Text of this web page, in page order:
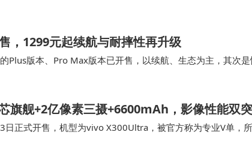
布图文问题求助，系统将通过算法将问题精准分发给…
，1299元起续航与耐摔性再升级
Plus版本、Pro Max版本已开售，以续航、生态为主，其次是
，对比其它机型自然是有待提升，…
旗舰+2亿像素三摄+6600mAh，影像性能双
正式开售，机型为vivo X300Ultra，被官方称为专业V单，
如新一代旗舰芯片、2K蔡…